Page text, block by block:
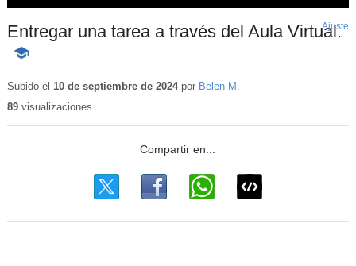
Entregar una tarea a través del Aula Virtual.
-
educativo
Ajuste
Subido el 10 de septiembre de 2024por Belen M.
89visualizaciones